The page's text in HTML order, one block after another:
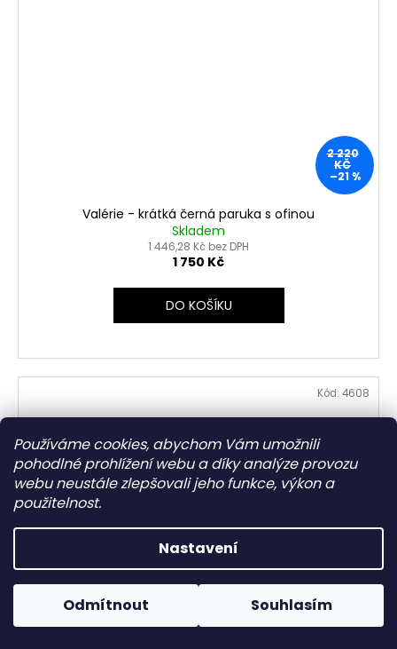
Používáme cookies, abychom Vám umožnili
pohodlné prohlížení webu a díky analýze provozu
webu neustále zlepšovali jeho funkce, výkon a
použitelnost.
Nastavení
Odmítnout Souhlasím
2 220
KČ
–21 %
Valérie - krátká černá paruka s ofinou
Skladem
1 446,28 Kč bez DPH
1 750 Kč
DO KOŠÍKU
2 220
–21 %
Kód: 4608